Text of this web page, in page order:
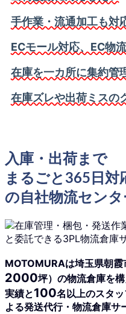
手作業・流通加工も対
ECモール対応、EC物
在庫を一カ所に集約管
在庫ズレや出荷ミスの
入庫・出荷まで
まるごと365日対
の自社物流センタ
MOTOMURAは埼玉県朝霞
2000坪）の物流倉庫を
実績と100名以上のスタッ
よる発送代行・物流倉庫サ